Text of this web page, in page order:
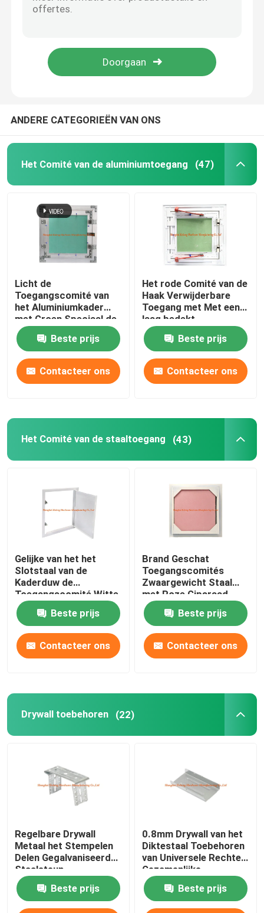
Staalbroedsel
Metalen onderdelen Stempelen
stalen kanaal
staaldraad
bouwdelen
elektronische vervangstukken
De Steunen van het metaalkader
ANDERE CATEGORIEËN VAN ONS
Het Comité van de aluminiumtoegang (47)
Licht de
Toegangscomité van
het Aluminiumkader
met Groen Speciaal de
Duwslot van de
Gipsplaat Laag Hoogte
Beste prijs
Contacteer ons
Het rode Comité van de
Haak Verwijderbare
Toegang met Met een
laag bedekt
Verbindings Wit
Poeder Beste prijs
Contacteer ons
Het Comité van de staaltoegang (43)
Gelijke van het het
Slotstaal van de
Kaderduw de
Toegangscomité Witte
Poeder Met een laag
bedekte Schaduw Gap
Beste prijs
Contacteer ons
Brand Geschat
Toegangscomités
Zwaargewicht Staal
met Roze Gipsraad
voor Drywall
Beste prijs
Contacteer ons
Drywall toebehoren (22)
Regelbare Drywall
Metaal het Stempelen
Delen Gegalvaniseerde
Staalsteun
Beste prijs
0.8mm Drywall van het
Diktestaal Toebehoren
van Universele Rechte
Gezamenlijke
Profielschakelaar
Beste prijs